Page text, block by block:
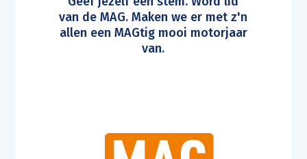
van de MAG. Maken we er met z'n
allen een MAGtig mooi motorjaar
van.